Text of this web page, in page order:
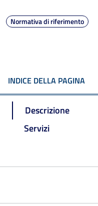
Normativa di riferimento
INDICE DELLA PAGINA
Descrizione
Servizi